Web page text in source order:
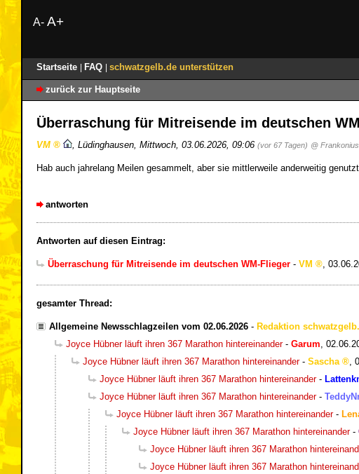
A- A+
Startseite FAQ schwatzgelb.de unterstützen
zurück zur Hauptseite
Überraschung für Mitreisende im deutschen
VM Lüdinghausen Mittwoch, 03.06.2026, 09:06 (vor 67 Tagen) @ Frankonius
Hab auch jahrelang Meilen gesammelt, aber sie mittlerweile anderweitig
antworten
Antworten auf diesen Eintrag:
Überraschung für Mitreisende im deutschen WM-Flieger - VM
gesamter Thread:
Allgemeine Newsschlagzeilen vom 02.06.2026 - Redaktion
Joyce Hübner läuft ihren 367 Marathon hintereinander- Garum
Joyce Hübner läuft ihren 367 Marathon hintereinander- Sascha
Joyce Hübner läuft ihren 367 Marathon hintereinander-
Joyce Hübner läuft ihren 367 Marathon hintereinander-
Joyce Hübner läuft ihren 367 Marathon hintereinander-
Joyce Hübner läuft ihren 367 Marathon hintereinander-
Joyce Hübner läuft ihren 367 Marathon
Joyce Hübner läuft ihren 367 Marathon